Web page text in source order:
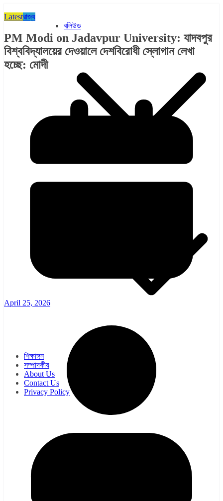
বলিউড
শিক্ষাঙ্গন
সম্পাদকীয়
About Us
Contact Us
Privacy Policy
Latestরাজ্য​
PM Modi on Jadavpur University: যাদবপুর
বিশ্ববিদ্যালয়ের দেওয়ালে দেশবিরোধী স্লোগান লেখা
হচ্ছে: মোদী
April 25, 2026